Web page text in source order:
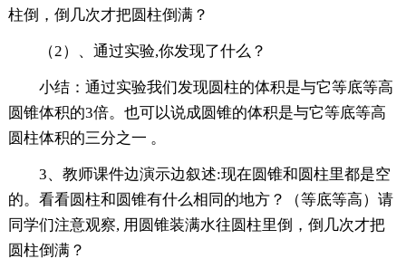
柱倒，倒几次才把圆柱倒满？
（2）、通过实验,你发现了什么？
小结：通过实验我们发现圆柱的体积是与它等底等高
圆锥体积的3倍。也可以说成圆锥的体积是与它等底等高
圆柱体积的三分之一 。
3、教师课件边演示边叙述:现在圆锥和圆柱里都是空
的。看看圆柱和圆锥有什么相同的地方？（等底等高）请
同学们注意观察, 用圆锥装满水往圆柱里倒，倒几次才把
圆柱倒满？